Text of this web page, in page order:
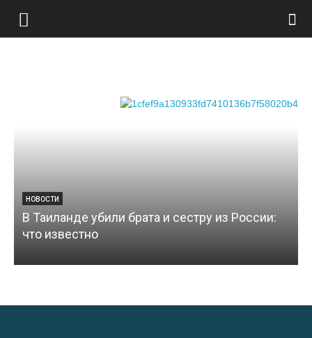
НОВОСТИ
В Таиланде убили брата и сестру из России:
что известно